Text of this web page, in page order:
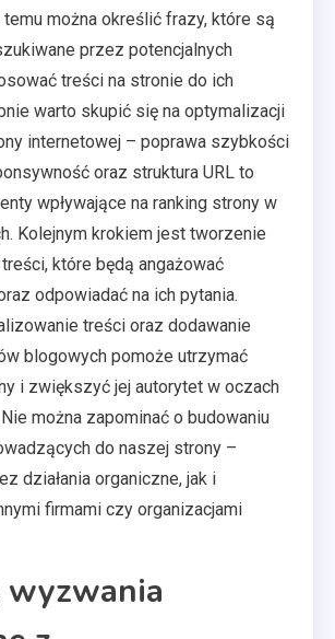
można określić frazy, które są
przez potencjalnych
treści na stronie do ich
warto skupić się na optymalizacji
internetowej – poprawa szybkości
oraz struktura URL to
wpływające na ranking strony w
Kolejnym krokiem jest tworzenie
które będą angażować
odpowiadać na ich pytania.
treści oraz dodawanie
blogowych pomoże utrzymać
i zwiększyć jej autorytet w oczach
można zapominać o budowaniu
do naszej strony –
działania organiczne, jak i
firmami czy organizacjami
wyzwania